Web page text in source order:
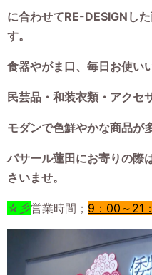
に合わせてRE-DESIGNし
す。
食器やがま口、毎日お使い
民芸品・和装衣類・アクセ
モダンで色鮮やかな商品が
パサール蓮田にお寄りの際
さいませ。
☆彡営業時間； 9：00～21